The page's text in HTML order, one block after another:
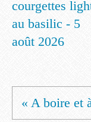
courgettes
au basilic - 5
août 2026
« A boire et